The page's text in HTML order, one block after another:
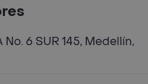
No. 6 SUR 145, Medellín,